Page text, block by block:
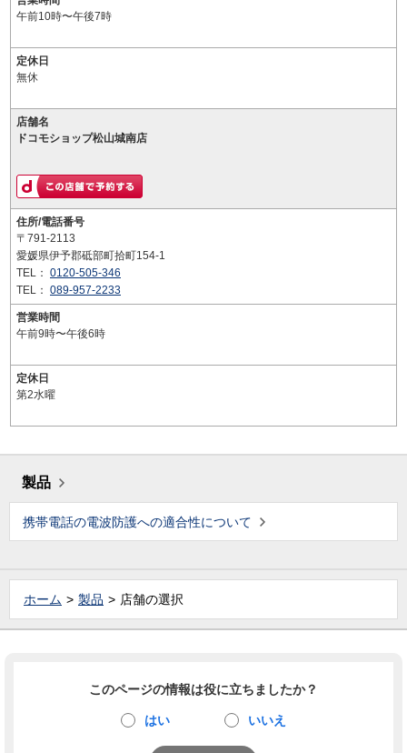
午前10時〜午後7時
定休日
無休
店舗名
ドコモショップ松山城南店
住所/電話番号
〒791-2113
愛媛県伊予郡砥部町拾町154-1
TEL： 0120-505-346
TEL： 089-957-2233
営業時間
午前9時〜午後6時
定休日
第2水曜
製品
携帯電話の電波防護への適合性について
ホーム 製品 店舗の選択
このページの情報は役に立ちましたか？
はい いいえ